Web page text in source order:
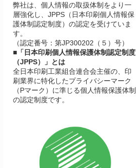
弊社は、個人情報の取扱体制をより一
層強化し、JPPS（日本印刷個人情報保
護体制認定制度）の認定を受けていま
す。
（認定番号：第JP300202（５）号）
■「日本印刷個人情報保護体制認定制度
（JPPS）」とは
全日本印刷工業組合連合会主催の、印
刷業界に特化したプライバシーマーク
（Pマーク）に準じる個人情報保護体制
の認定制度です。